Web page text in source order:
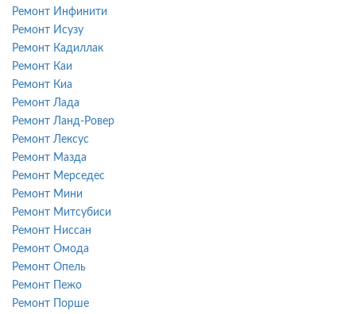
Ремонт Инфинити
Ремонт Исузу
Ремонт Кадиллак
Ремонт Каи
Ремонт Киа
Ремонт Лада
Ремонт Ланд-Ровер
Ремонт Лексус
Ремонт Мазда
Ремонт Мерседес
Ремонт Мини
Ремонт Митсубиси
Ремонт Ниссан
Ремонт Омода
Ремонт Опель
Ремонт Пежо
Ремонт Порше